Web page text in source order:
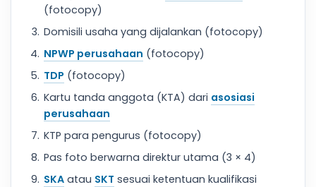
(fotocopy)
Domisili usaha yang dijalankan (fotocopy)
NPWP perusahaan (fotocopy)
TDP (fotocopy)
Kartu tanda anggota (KTA) dari asosiasi
perusahaan
KTP para pengurus (fotocopy)
Pas foto berwarna direktur utama (3 × 4)
SKA atau SKT sesuai ketentuan kualifikasi